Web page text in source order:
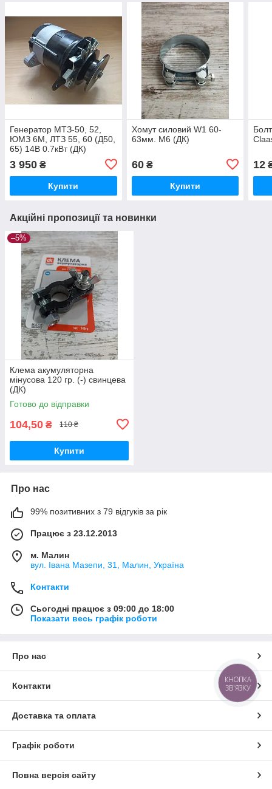
Генератор МТЗ-50, 52,
ЮМЗ 6М, ЛТЗ 55, 60 (Д50,
65) 14В 0.7кВт (ДК)
3 950 ₴
Купити
Хомут силовий W1 60-
63мм. M6 (ДК)
60₴
Купити
12
Акційні пропозиції та новинки
–5%
Клема акумуляторна
мінусова 120 гр. (-) свинцева
(ДК)
Готово до відправки
104,50 ₴ 110 ₴
Купити
Про нас
99% позитивних з 79 відгуків за рік
Працює з 23.12.2013
м. Малин
вул. Івана Мазепи, 31, Малин, Україна
Контакти
Сьогодні працює з 09:00 до 18:00
Показати весь графік роботи
Про нас
Контакти
Доставка та оплата
Графік роботи
Повна версія сайту
КНОПКА
ЗВ'ЯЗКУ